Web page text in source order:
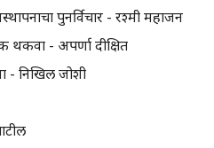
पुनर्विचार - रश्मी महाजन
- अपर्णा दीक्षित
- निखिल जोशी